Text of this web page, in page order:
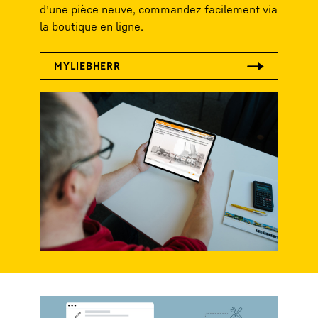
d’une pièce neuve, commandez facilement via
la boutique en ligne.